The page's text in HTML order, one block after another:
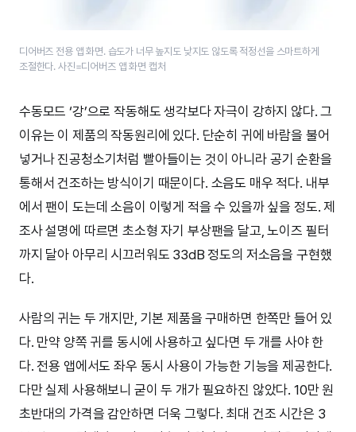
디어버즈 전용 앱 화면. 습도가 너무 높지도 낮지도 않도록 적정선을 스마트하게
조절한다. 사진=디어버즈 앱 화면 캡처
수동모드 ‘강’으로 작동해도 생각보다 자극이 강하지 않다. 그
이유는 이 제품의 작동원리에 있다. 단순히 귀에 바람을 불어
넣거나 진공청소기처럼 빨아들이는 것이 아니라 공기 순환을
통해서 건조하는 방식이기 때문이다. 소음도 매우 적다. 내부
에서 팬이 도는데 소음이 이렇게 적을 수 있을까 싶을 정도. 제
조사 설명에 따르면 초소형 자기 부상팬을 달고, 노이즈 필터
까지 달아 아무리 시끄러워도 33dB 정도의 저소음을 구현했
다.
사람의 귀는 두 개지만, 기본 제품을 구매하면 한쪽만 들어 있
다. 만약 양쪽 귀를 동시에 사용하고 싶다면 두 개를 사야 한
다. 전용 앱에서도 좌우 동시 사용이 가능한 기능을 제공한다.
다만 실제 사용해보니 굳이 두 개가 필요하진 않았다. 10만 원
초반대의 가격을 감안하면 더욱 그렇다. 최대 건조 시간은 3